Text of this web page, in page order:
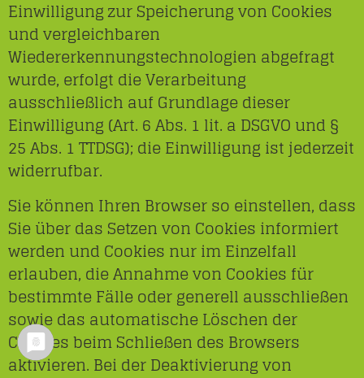
Einwilligung zur Speicherung von Cookies
und vergleichbaren
Wiedererkennungstechnologien abgefragt
wurde, erfolgt die Verarbeitung
ausschließlich auf Grundlage dieser
Einwilligung (Art. 6 Abs. 1 lit. a DSGVO und §
25 Abs. 1 TTDSG); die Einwilligung ist jederzeit
widerrufbar.
Sie können Ihren Browser so einstellen, dass
Sie über das Setzen von Cookies informiert
werden und Cookies nur im Einzelfall
erlauben, die Annahme von Cookies für
bestimmte Fälle oder generell ausschließen
sowie das automatische Löschen der
Cookies beim Schließen des Browsers
aktivieren. Bei der Deaktivierung von